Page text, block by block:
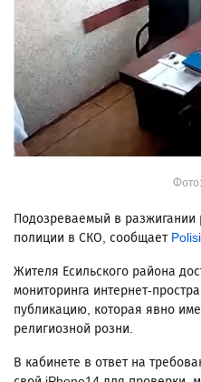
Подозреваемый в разжигании
полиции в СКО, сообщает
Жителя Есильского района
мониторинга интернет-
публикацию, которая явно
религиозной розни.
В кабинете в ответ на